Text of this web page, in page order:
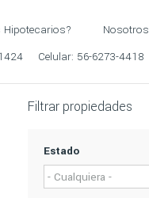
Hipotecarios? Nosotros
Celular: 56-6273-4418
Filtrar propiedades
Estado